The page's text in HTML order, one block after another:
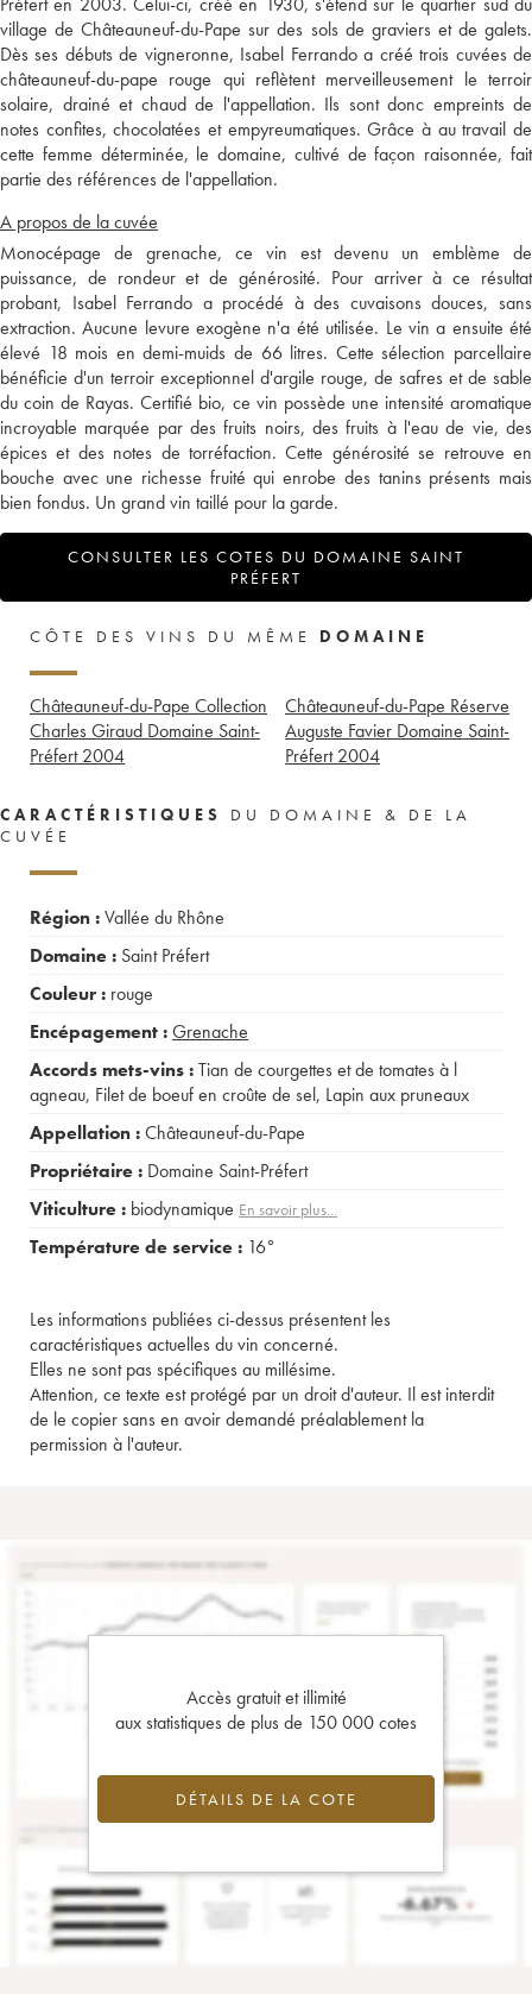
village de Châteauneuf-du-Pape sur des sols de graviers et de galets.
Dès ses débuts de vigneronne, Isabel Ferrando a créé trois cuvées de
châteauneuf-du-pape rouge qui reflètent merveilleusement le terroir
solaire, drainé et chaud de l'appellation. Ils sont donc empreints de
notes confites, chocolatées et empyreumatiques. Grâce à au travail de
cette femme déterminée, le domaine, cultivé de façon raisonnée, fait
partie des références de l'appellation.
A propos de la cuvée
Monocépage de grenache, ce vin est devenu un emblème de
puissance, de rondeur et de générosité. Pour arriver à ce résultat
probant, Isabel Ferrando a procédé à des cuvaisons douces, sans
extraction. Aucune levure exogène n'a été utilisée. Le vin a ensuite été
élevé 18 mois en demi-muids de 66 litres. Cette sélection parcellaire
bénéficie d'un terroir exceptionnel d'argile rouge, de safres et de sable
du coin de Rayas. Certifié bio, ce vin possède une intensité aromatique
incroyable marquée par des fruits noirs, des fruits à l'eau de vie, des
épices et des notes de torréfaction. Cette générosité se retrouve en
bouche avec une richesse fruité qui enrobe des tanins présents mais
bien fondus. Un grand vin taillé pour la garde.
CONSULTER LES COTES DU DOMAINE SAINT
PRÉFERT
CÔTE DES VINS DU MÊME DOMAINE
Châteauneuf-du-Pape Collection
Charles Giraud Domaine Saint-
Préfert 2004
Châteauneuf-du-Pape Réserve
Auguste Favier Domaine Saint-
Préfert 2004
CARACTÉRISTIQUES
DU DOMAINE & DE LA
CUVÉE
Région :Vallée du Rhône
Domaine : Saint Préfert
Couleur : rouge
Encépagement :Grenache
Accords mets-vins :Tian de courgettes et de tomates à l
agneau, Filet de boeuf en croûte de sel, Lapin aux pruneaux
Appellation :Châteauneuf-du-Pape
Propriétaire : Domaine Saint-Préfert
Viticulture : biodynamique En savoir plus...
Température de service : 16°
Les informations publiées ci-dessus présentent les
caractéristiques actuelles du vin concerné.
Elles ne sont pas spécifiques au millésime.
Attention, ce texte est protégé par un droit d'auteur. Il est interdit
de le copier sans en avoir demandé préalablement la
permission à l'auteur.
Accès gratuit et illimité
aux statistiques de plus de 150 000 cotes
DÉTAILS DE LA COTE